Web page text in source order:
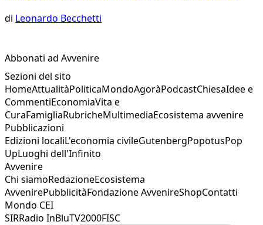
di Leonardo Becchetti
Abbonati ad Avvenire
Sezioni del sito
HomeAttualitàPoliticaMondoAgoràPodcastChiesaIdee e
CommentiEconomiaVita e
CuraFamigliaRubricheMultimediaEcosistema avvenire
Pubblicazioni
Edizioni localiL'economia civileGutenbergPopotusPop
UpLuoghi dell'Infinito
Avvenire
Chi siamoRedazioneEcosistema
AvvenirePubblicitàFondazione AvvenireShopContatti
Mondo CEI
SIRRadio InBluTV2000FISC